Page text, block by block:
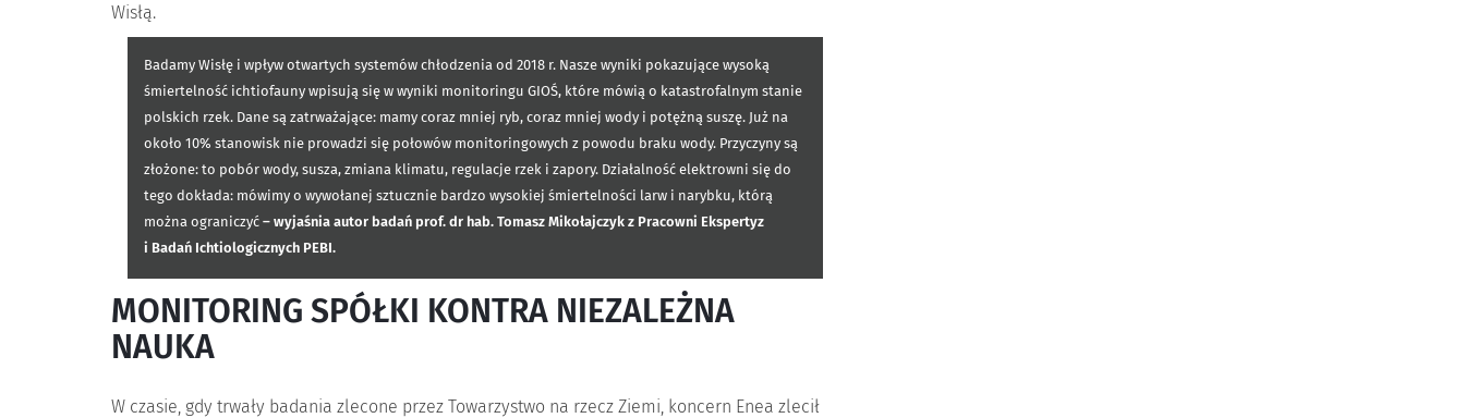
Wisłą.
Badamy Wisłę i wpływ otwartych systemów chłodzenia od 2018 r. Nasze wyniki pokazujące wysoką
śmiertelność ichtiofauny wpisują się w wyniki monitoringu GIOŚ, które mówią o katastrofalnym stanie
polskich rzek. Dane są zatrważające: mamy coraz mniej ryb, coraz mniej wody i potężną suszę. Już na
około 10% stanowisk nie prowadzi się połowów monitoringowych z powodu braku wody. Przyczyny są
złożone: to pobór wody, susza, zmiana klimatu, regulacje rzek i zapory. Działalność elektrowni się do
tego dokłada: mówimy o wywołanej sztucznie bardzo wysokiej śmiertelności larw i narybku, którą
można ograniczyć – wyjaśnia autor badań prof. dr hab. Tomasz Mikołajczyk z Pracowni Ekspertyz
i Badań Ichtiologicznych PEBI.
MONITORING SPÓŁKI KONTRA NIEZALEŻNA
NAUKA
W czasie, gdy trwały badania zlecone przez Towarzystwo na rzecz Ziemi, koncern Enea zlecił